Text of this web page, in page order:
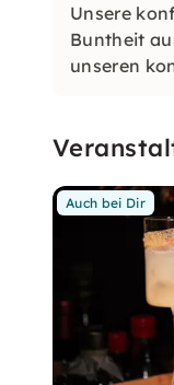
Unsere
Buntheit
unseren
Auch bei Dir